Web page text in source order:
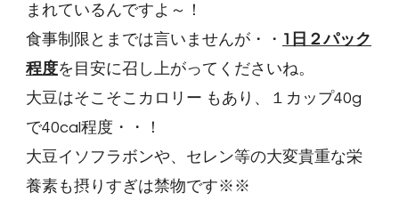
まれているんですよ～！
食事制限とまでは言いませんが・・ 1日２パック
程度を目安に召し上がってくださいね。
大豆はそこそこカロリー もあり、１カップ40g
で40cal程度・・！
大豆イソフラボンや、セレン等の大変貴重な栄
養素も摂りすぎは禁物です※※